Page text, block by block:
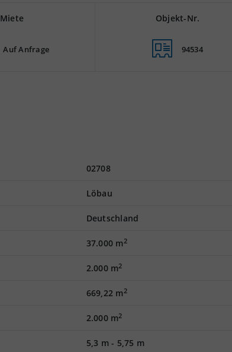
Miete
Auf Anfrage
Objekt-Nr.
94534
02708
Löbau
Deutschland
37.000 m2
2.000 m2
669,22 m2
2.000 m2
5,3 m- 5,75 m